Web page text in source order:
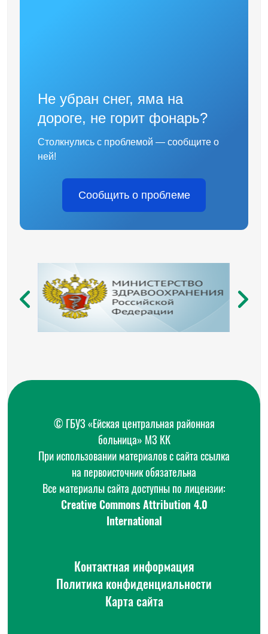
Не убран снег, яма на
дороге, не горит фонарь?
Столкнулись с проблемой — сообщите о
ней!
Сообщить о проблеме
© ГБУЗ «Ейская центральная районная
больница» МЗ КК
При использовании материалов с сайта ссылка
на первоисточник обязательна
Все материалы сайта доступны по лицензии:
Creative Commons Attribution 4.0
International
Контактная информация
Политика конфиденциальности
Карта сайта